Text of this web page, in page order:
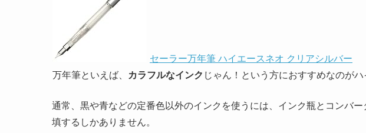
セーラー万年筆 ハイエースネオ クリアシルバー
万年筆といえば、
カラフルなインク じゃん！という方におすすめなのが
通常、黒や青などの定番色以外のインクを使うには、インク瓶とコンバ
填するしかありません。